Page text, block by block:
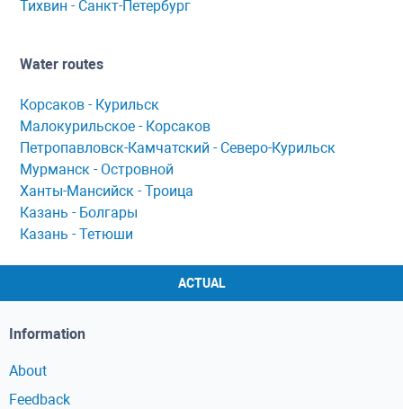
Тихвин - Сaнкт-Петербург
Water routes
Корсaков - Курильск
Мaлокурильское - Корсaков
Петропaвловск-Кaмчaтский - Северо-Курильск
Мурманск - Островной
Ханты-Мансийск - Троица
Казань - Болгары
Казань - Тетюши
ACTUAL
Information
About
Feedback